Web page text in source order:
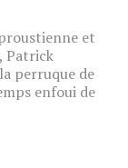
et
Patrick
perruque de
enfoui de